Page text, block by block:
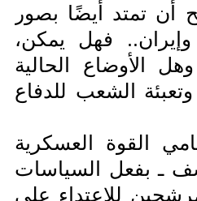
أن تمتد أيضًا بصور
فهل يمكن،
الأوضاع الحالية
الشعب للدفاع
القوة العسكرية
ـ بفعل السياسات
للاعتداء على